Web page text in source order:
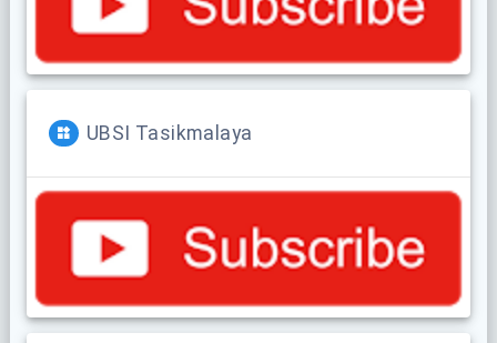
UBSI Tasikmalaya